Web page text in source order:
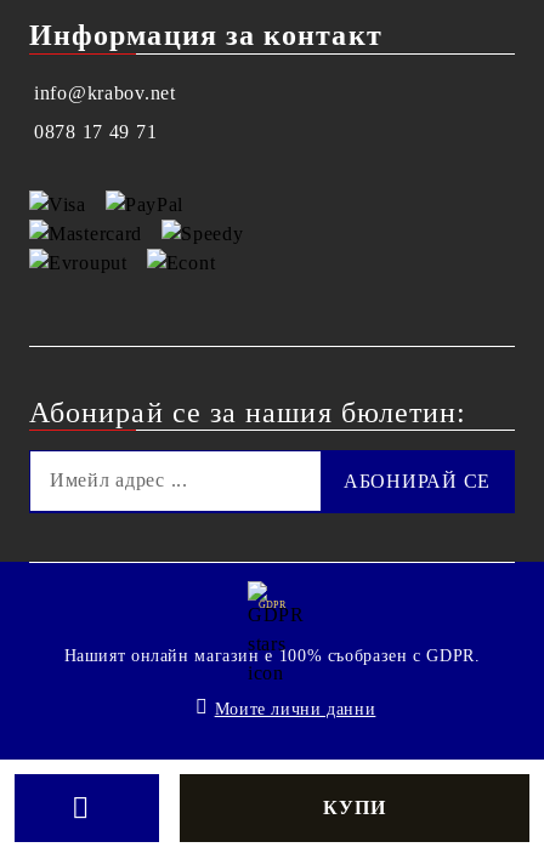
Информация за контакт
info@krabov.net
0878 17 49 71
Абонирай се за нашия бюлетин:
GDPR
Нашият онлайн магазин е 100% съобразен с GDPR.
Моите лични данни